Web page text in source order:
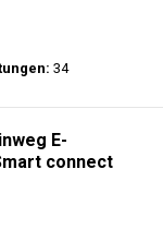
34
E-
connect